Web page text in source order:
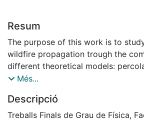
Resum
The purpose of this work is to
wildfire propagation trough the
different theoretical models:
organised criticality. Computer
a 2D lattice using Python. Results
percolation model presents a
Més...
Descripció
Treballs Finals de Grau de Física,